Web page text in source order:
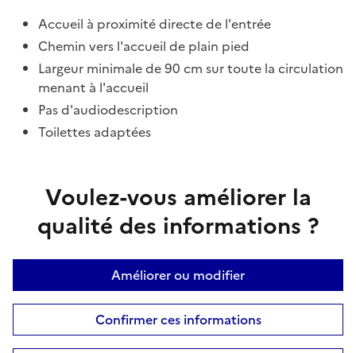
Accueil à proximité directe de l'entrée
Chemin vers l'accueil de plain pied
Largeur minimale de 90 cm sur toute la circulation
menant à l'accueil
Pas d'audiodescription
Toilettes adaptées
Voulez-vous améliorer la
qualité des informations ?
Améliorer ou modifier
Confirmer ces informations